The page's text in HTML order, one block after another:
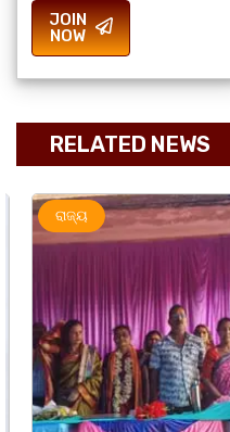
JOIN
NOW
RELATED NEWS
ରାଜ୍ୟ